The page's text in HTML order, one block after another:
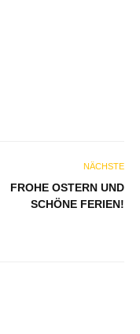
NÄCHSTE
FROHE OSTERN UND
SCHÖNE FERIEN!